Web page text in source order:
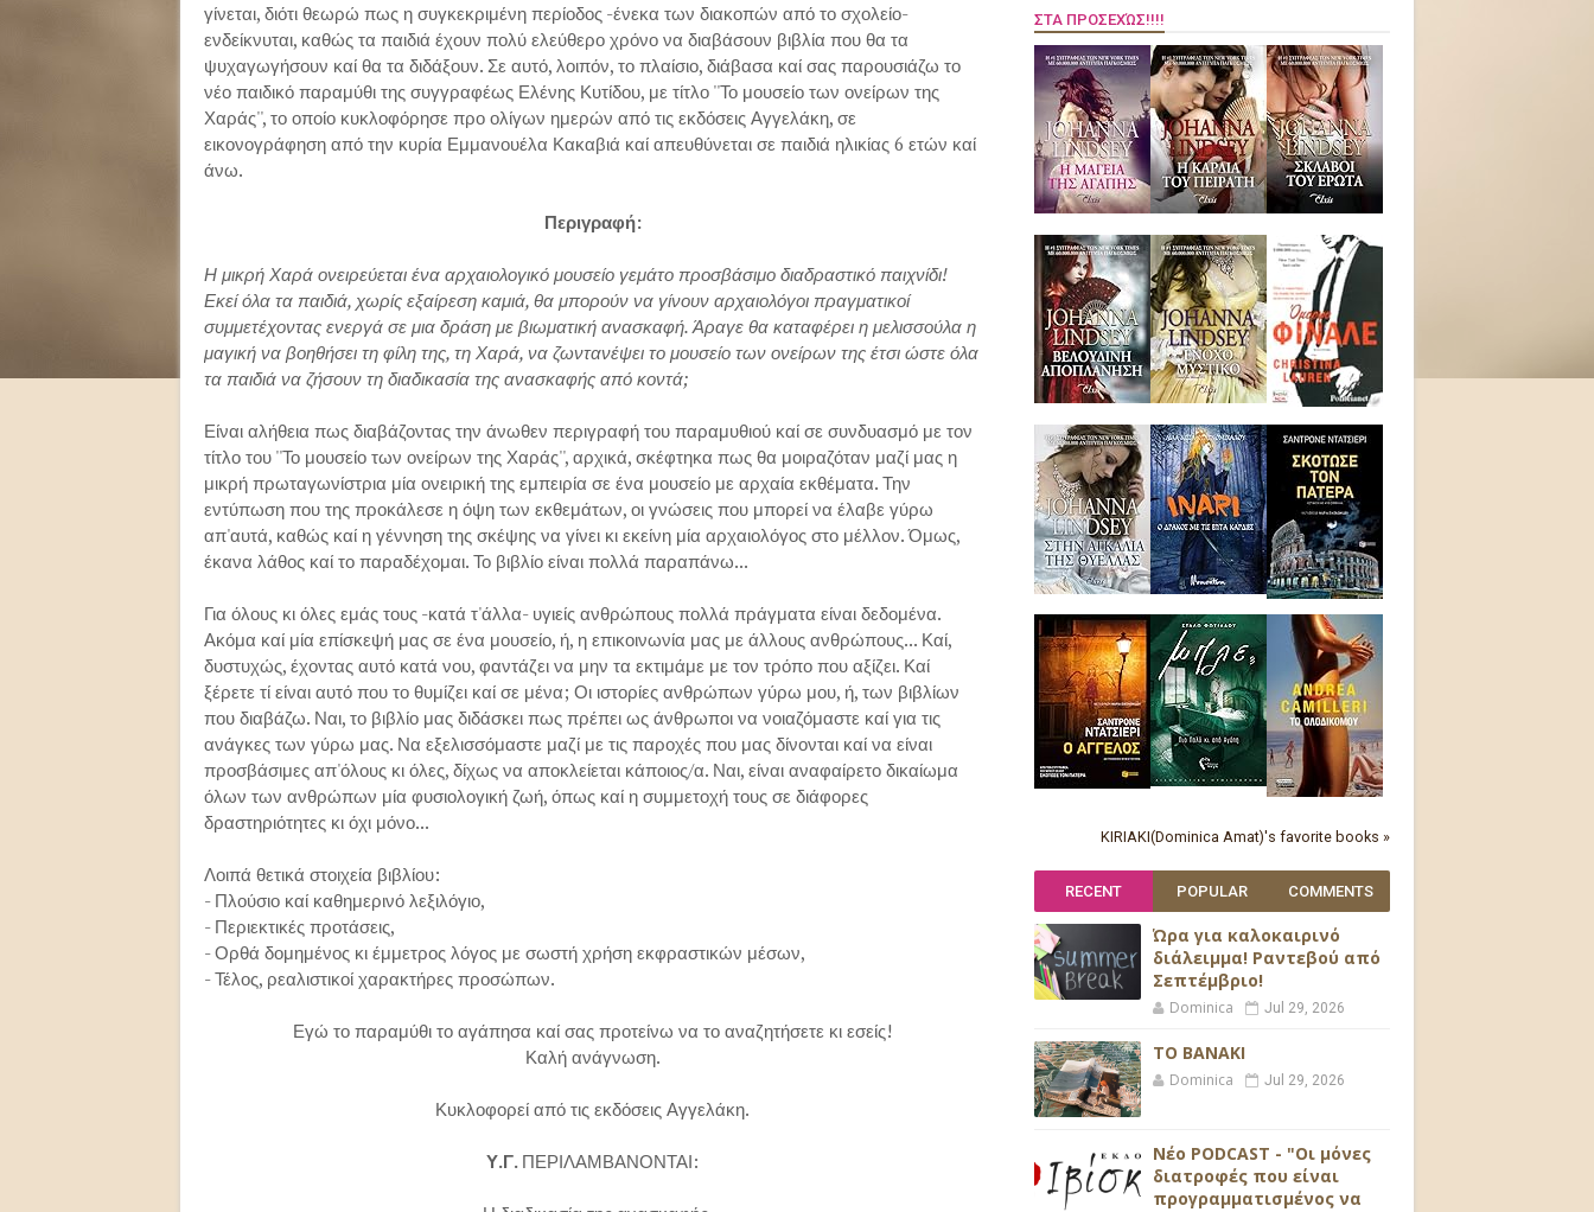
γίνεται, διότι θεωρώ πως η συγκεκριμένη περίοδος -ένεκα των διακοπών από το σχολείο-
ενδείκνυται, καθώς τα παιδιά έχουν πολύ ελεύθερο χρόνο να διαβάσουν βιβλία που θα τα
ψυχαγωγήσουν καί θα τα διδάξουν. Σε αυτό, λοιπόν, το πλαίσιο, διάβασα καί σας παρουσιάζω το
νέο παιδικό παραμύθι της συγγραφέως Ελένης Κυτίδου, με τίτλο ''Το μουσείο των ονείρων της
Χαράς'', το οποίο κυκλοφόρησε προ ολίγων ημερών από τις εκδόσεις Αγγελάκη, σε
εικονογράφηση από την κυρία Εμμανουέλα Κακαβιά καί απευθύνεται σε παιδιά ηλικίας 6 ετών καί
άνω.
Περιγραφή:
Η μικρή Χαρά ονειρεύεται ένα αρχαιολογικό μουσείο γεμάτο προσβάσιμο διαδραστικό παιχνίδι!
Εκεί όλα τα παιδιά, χωρίς εξαίρεση καμιά, θα μπορούν να γίνουν αρχαιολόγοι πραγματικοί
συμμετέχοντας ενεργά σε μια δράση με βιωματική ανασκαφή. Άραγε θα καταφέρει η μελισσούλα η
μαγική να βοηθήσει τη φίλη της, τη Χαρά, να ζωντανέψει το μουσείο των ονείρων της έτσι ώστε όλα
τα παιδιά να ζήσουν τη διαδικασία της ανασκαφής από κοντά;
Είναι αλήθεια πως διαβάζοντας την άνωθεν περιγραφή του παραμυθιού καί σε συνδυασμό με τον
τίτλο του ''Το μουσείο των ονείρων της Χαράς'', αρχικά, σκέφτηκα πως θα μοιραζόταν μαζί μας η
μικρή πρωταγωνίστρια μία ονειρική της εμπειρία σε ένα μουσείο με αρχαία εκθέματα. Την
εντύπωση που της προκάλεσε η όψη των εκθεμάτων, οι γνώσεις που μπορεί να έλαβε γύρω
απ'αυτά, καθώς καί η γέννηση της σκέψης να γίνει κι εκείνη μία αρχαιολόγος στο μέλλον. Όμως,
έκανα λάθος καί το παραδέχομαι. Το βιβλίο είναι πολλά παραπάνω...
Για όλους κι όλες εμάς τους -κατά τ'άλλα- υγιείς ανθρώπους πολλά πράγματα είναι δεδομένα.
Ακόμα καί μία επίσκεψή μας σε ένα μουσείο, ή, η επικοινωνία μας με άλλους ανθρώπους... Καί,
δυστυχώς, έχοντας αυτό κατά νου, φαντάζει να μην τα εκτιμάμε με τον τρόπο που αξίζει. Καί
ξέρετε τί είναι αυτό που το θυμίζει καί σε μένα; Οι ιστορίες ανθρώπων γύρω μου, ή, των βιβλίων
που διαβάζω. Ναι, το βιβλίο μας διδάσκει πως πρέπει ως άνθρωποι να νοιαζόμαστε καί για τις
ανάγκες των γύρω μας. Να εξελισσόμαστε μαζί με τις παροχές που μας δίνονται καί να είναι
προσβάσιμες απ'όλους κι όλες, δίχως να αποκλείεται κάποιος/α. Ναι, είναι αναφαίρετο δικαίωμα
όλων των ανθρώπων μία φυσιολογική ζωή, όπως καί η συμμετοχή τους σε διάφορες
δραστηριότητες κι όχι μόνο...
Λοιπά θετικά στοιχεία βιβλίου:
- Πλούσιο καί καθημερινό λεξιλόγιο,
- Περιεκτικές προτάσεις,
- Ορθά δομημένος κι έμμετρος λόγος με σωστή χρήση εκφραστικών μέσων,
- Τέλος, ρεαλιστικοί χαρακτήρες προσώπων.
Εγώ το παραμύθι το αγάπησα καί σας προτείνω να το αναζητήσετε κι εσείς!
Καλή ανάγνωση.
Κυκλοφορεί από τις εκδόσεις Αγγελάκη.
Υ.Γ. ΠΕΡΙΛΑΜΒΑΝΟΝΤΑΙ:
ΣΤΑ ΠΡΟΣΕΧΏΣ!!!!
KIRIAKI(Dominica Amat)'s favorite books »
RECENT POPULAR COMMENTS
Ώρα για καλοκαιρινό
διάλειμμα! Ραντεβού από
Σεπτέμβριο!
Dominica Jul 29, 2026
ΤΟ ΒΑΝΑΚΙ
Dominica Jul 29, 2026
Νέο PODCAST - "Οι μόνες
διατροφές που είναι
προγραμματισμένος να